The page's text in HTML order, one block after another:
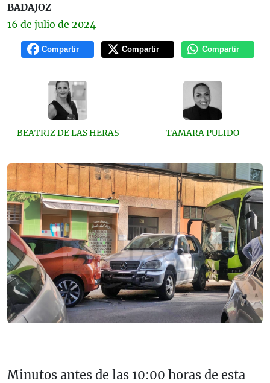
BADAJOZ
16 de julio de 2024
Compartir Compartir Compartir
BEATRIZ DE LAS HERAS TAMARA PULIDO
Minutos antes de las 10:00 horas de esta